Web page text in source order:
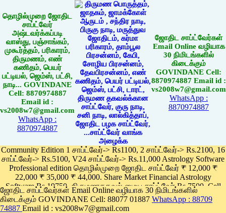
தொழில்முறை ஜோதிட
சாப்ட்வேர்
அஷ்டவர்க்கப்படி
வாஸ்து, பஞ்சாங்கம்,
முகூர்த்தம், பரிகாரம்,
திருமணம், எண்
கணிதம், பெயர்
பட்டியல், ஜெம்ஸ், பட்சி,
நாடி... GOVINDANE
Cell: 8870974887
Email id :
vs2008w7@gmail.com
WhatsApp :
8870974887
ஜோதிட சாப்ட்வேர்கள்
Email Online வழியாக
30 நிமிடங்களில்
கிடைக்கும்
GOVINDANE Cell:
8870974887 Email id :
vs2008w7@gmail.com
WhatsApp :
8870974887
Community Edition 1 சாப்ட்வேர்-> Rs1100, 2 சாப்ட்வேர்-> Rs.2100, 16
சாப்ட்வேர்-> Rs.5100, V24 சாப்ட்வேர்-> Rs.11,000 Astrology Software
Professional edition தொழில்முறை ஜோதிட சாப்ட்வேர் ₹ 12,000 ₹
22,000 ₹ 35,000 ₹ 44,000. Share Market Financial Astrology
Software Rs.19750, திருமணதகவல் மைய சாப்ட்வேர் Rs.7500, Cell
Phone App Rs. 1100
Pay online
ஜோதிட சாப்ட்வேர்கள் Email Online வழியாக 30 நிமிடங்களில்
கிடைக்கும் GOVINDANE Cell: 88077 01887 WhatsApp : 88709
74887 Email id : vs2008w7@gmail.com